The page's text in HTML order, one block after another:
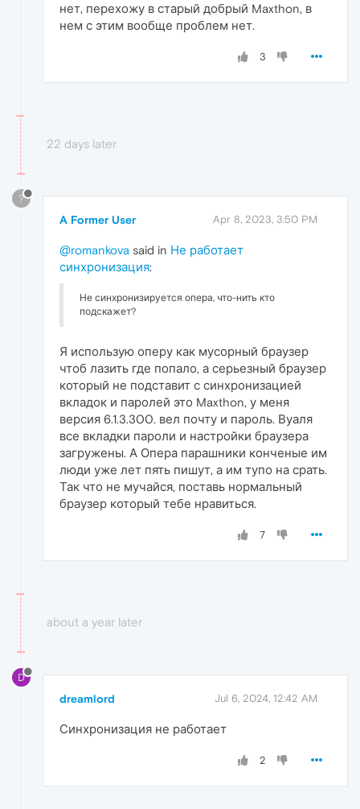
нет, перехожу в старый добрый Maxthon, в
нем с этим вообще проблем нет.
3
22 days later
?
A Former User Apr 8, 2023, 3:50 PM
@romankova said in Не работает
синхронизация:
Не синхронизируется опера, что-нить кто
подскажет?
Я использую оперу как мусорный браузер
чтоб лазить где попало, а серьезный браузер
который не подставит с синхронизацией
вкладок и паролей это Maxthon, у меня
версия 6.1.3.300. вел почту и пароль. Вуаля
все вкладки пароли и настройки браузера
загружены. А Опера парашники конченые им
люди уже лет пять пишут, а им тупо на срать.
Так что не мучайся, поставь нормальный
браузер который тебе нравиться.
7
about a year later
D
dreamlord Jul 6, 2024, 12:42 AM
Синхронизация не работает
2